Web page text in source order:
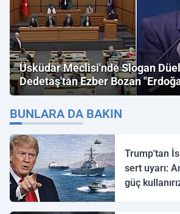
Üsküdar Meclisi'nde Slogan
Dedetaş'tan Ezber Bozan
"İmamoğlu" Çıkışı!
BUNLARA DA BAKIN
Trump'tan
sert uyarı:
güç